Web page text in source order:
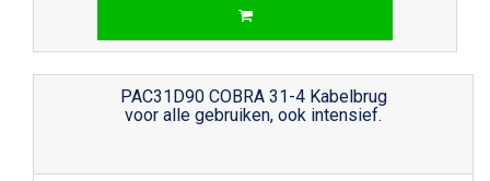
PAC31D90 COBRA 31-4 Kabelbrug
voor alle gebruiken, ook intensief.